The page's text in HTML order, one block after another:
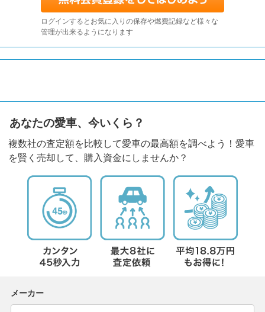
ログインするとお気に入りの保存や燃費記録など様々な
管理が出来るようになります
あなたの愛車、今いくら？
複数社の査定額を比較して愛車の最高額を調べよう！愛車
を賢く売却して、購入資金にしませんか？
メーカー